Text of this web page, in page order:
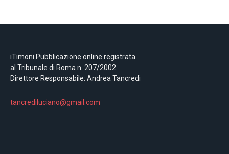
iTimoni Pubblicazione online registrata
al Tribunale di Roma n. 207/2002
Direttore Responsabile: Andrea Tancredi
tancrediluciano@gmail.com